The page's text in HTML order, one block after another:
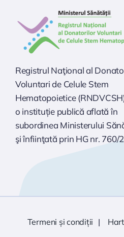
Registrul Naţional al
Voluntari de Celule Stem
Hematopoietice
o instituție publică aflată în
subordinea Ministerului
şi înfiinţată prin HG nr. 760/
Termeni și condiții